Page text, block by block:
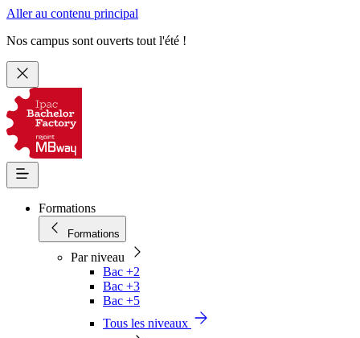
Aller au contenu principal
Nos campus sont ouverts tout l'été !
Formations
Formations
Par niveau
Bac +2
Bac +3
Bac +5
Tous les niveaux